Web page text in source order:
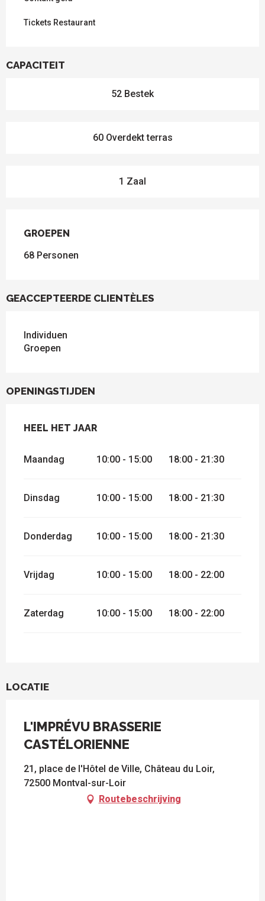
Tickets Restaurant
CAPACITEIT
52 Bestek
60 Overdekt terras
1 Zaal
GROEPEN
GROEPEN
68 Personen
GEACCEPTEERDE CLIENTÈLES
Individuen
Groepen
OPENINGSTIJDEN
HEEL HET JAAR
HEEL HET JAAR
Maandag 10:00 - 15:00 18:00 - 21:30
Dinsdag 10:00 - 15:00 18:00 - 21:30
Donderdag 10:00 - 15:00 18:00 - 21:30
Vrijdag 10:00 - 15:00 18:00 - 22:00
Zaterdag 10:00 - 15:00 18:00 - 22:00
LOCATIE
L'IMPRÉVU BRASSERIE
CASTÉLORIENNE
21, place de l'Hôtel de Ville, Château du Loir,
72500 Montval-sur-Loir
Routebeschrijving